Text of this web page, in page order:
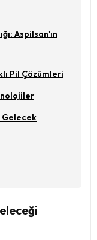
Aspilsan'ın
Pil Çözümleri
Gelecek